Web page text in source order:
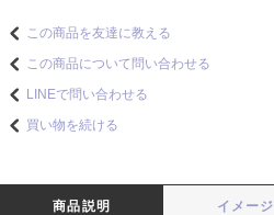
この商品を友達に教える
この商品について問い合わせる
LINEで問い合わせる
買い物を続ける
商品説明 イメージ